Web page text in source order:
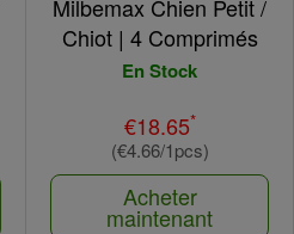
Milbemax Chien Petit /
Chiot | 4 Comprimés
En Stock
€18.65*
(€4.66/1pcs)
Acheter
maintenant